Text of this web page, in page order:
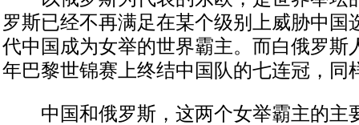
罗斯已经不再满足在某个级别上威胁中国
代中国成为女举的世界霸主。而白俄罗斯
年巴黎世锦赛上终结中国队的七连冠，同
中国和俄罗斯，这两个女举霸主的主